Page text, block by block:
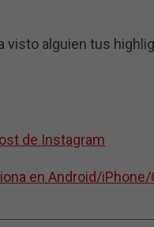
visto alguien tus
de Instagram
en Android/